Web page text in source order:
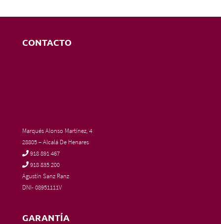
CONTACTO
Marqués Alonso Martínez, 4
28805 – Alcalá De Henares
918 891 467
918 835 200
Agustín Sanz Ranz
DNI- 08951111V
GARANTÍA